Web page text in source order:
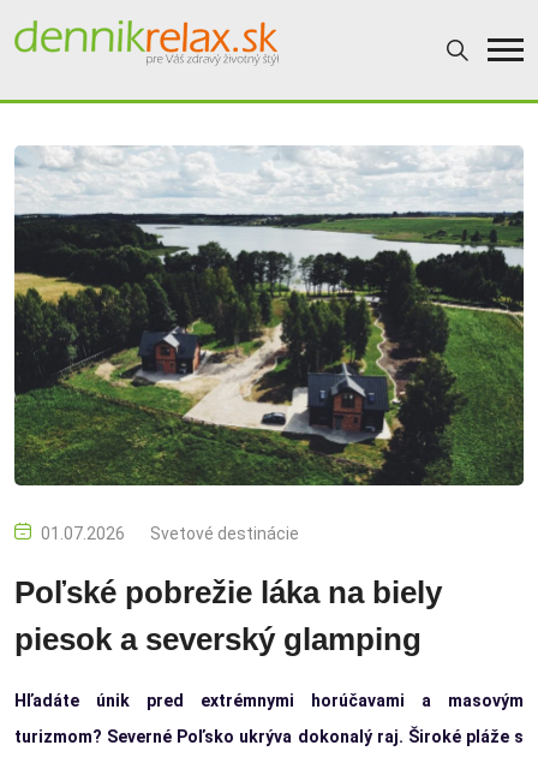
01.07.2026 Svetové destinácie
Poľské pobrežie láka na biely
piesok a severský glamping
Hľadáte únik pred extrémnymi horúčavami a masovým
turizmom? Severné Poľsko ukrýva dokonalý raj. Široké pláže s